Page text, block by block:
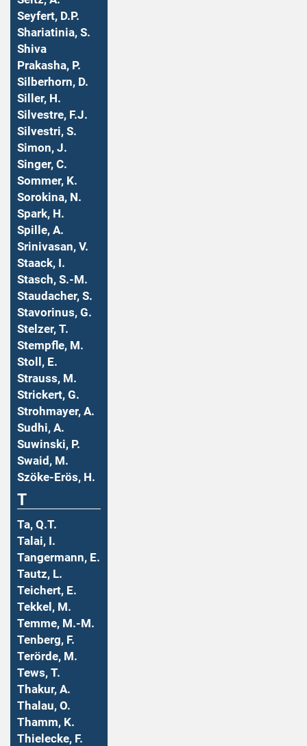
Seyfert, D.P.
Shariatinia, S.
Shiva
Prakasha, P.
Silberhorn, D.
Siller, H.
Silvestre, F.J.
Silvestri, S.
Simon, J.
Singer, C.
Sommer, K.
Sorokina, N.
Spark, H.
Spille, A.
Srinivasan, V.
Staack, I.
Stasch, S.-M.
Staudacher, S.
Stavorinus, G.
Stelzer, T.
Stempfle, M.
Stoll, E.
Strauss, M.
Strickert, G.
Strohmayer, A.
Sudhi, A.
Suwinski, P.
Swaid, M.
Szöke-Erös, H.
T
Ta, Q.T.
Talai, I.
Tangermann, E.
Tautz, L.
Teichert, E.
Tekkel, M.
Temme, M.-M.
Tenberg, F.
Terörde, M.
Tews, T.
Thakur, A.
Thalau, O.
Thamm, K.
Thielecke, F.